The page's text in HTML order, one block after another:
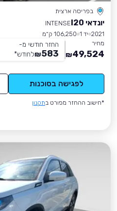
בפריסה ארצית
יונדאי I20
INTENSE
2021 יד 1
106,250 ק״מ
מחיר
49,524
₪
החזר חודשי מ-
583
₪לחודש*
לפגישה בסוכנות
*חישוב ההחזר מפורט בתקנון